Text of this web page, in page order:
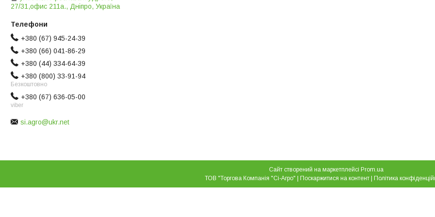
27/31,офис 211а., Дніпро, Україна
+380 (67) 945-24-39
+380 (66) 041-86-29
+380 (44) 334-64-39
+380 (800) 33-91-94
Безкоштовно
+380 (67) 636-05-00
viber
si.agro@ukr.net
Сайт створений на маркетплейсі Prom.ua
ТОВ "Торгова Компанія "Сі-Агро" | Поскаржитися на контент | Політика